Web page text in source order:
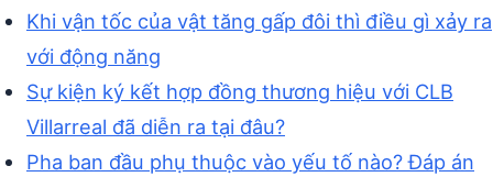
Khi vận tốc của vật tăng gấp đôi thì điều gì xảy ra
với động năng
Sự kiện ký kết hợp đồng thương hiệu với CLB
Villarreal đã diễn ra tại đâu?
Pha ban đầu phụ thuộc vào yếu tố nào? Đáp án